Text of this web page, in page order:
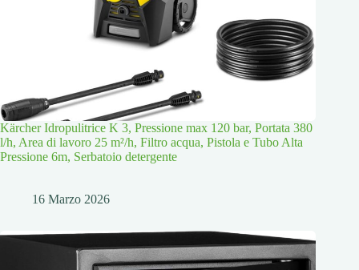
Kärcher Idropulitrice K 3, Pressione max 120 bar, Portata 380
l/h, Area di lavoro 25 m²/h, Filtro acqua, Pistola e Tubo Alta
Pressione 6m, Serbatoio detergente
16 Marzo 2026